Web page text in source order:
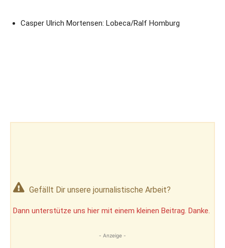
Casper Ulrich Mortensen: Lobeca/Ralf Homburg
Gefällt Dir unsere journalistische Arbeit?
Dann unterstütze uns hier mit einem kleinen Beitrag. Danke.
- Anzeige -